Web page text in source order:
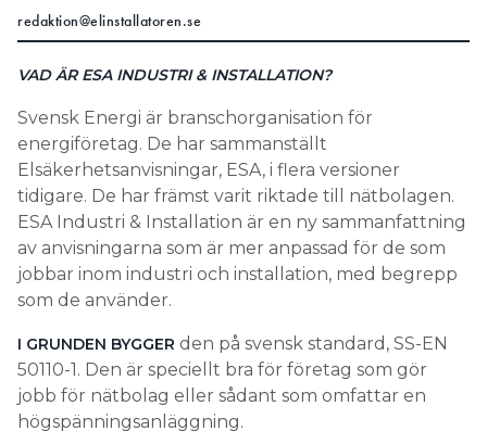
redaktion@elinstallatoren.se
VAD ÄR ESA INDUSTRI & INSTALLATION?
Svensk Energi är branschorganisation för
energiföretag. De har sammanställt
Elsäkerhetsanvisningar, ESA, i flera versioner
tidigare. De har främst varit riktade till nätbolagen.
ESA Industri & Installation är en ny sammanfattning
av anvisningarna som är mer anpassad för de som
jobbar inom industri och installation, med begrepp
som de använder.
I GRUNDEN BYGGER den på svensk standard, SS-EN
50110-1. Den är speciellt bra för företag som gör
jobb för nätbolag eller sådant som omfattar en
högspänningsanläggning.